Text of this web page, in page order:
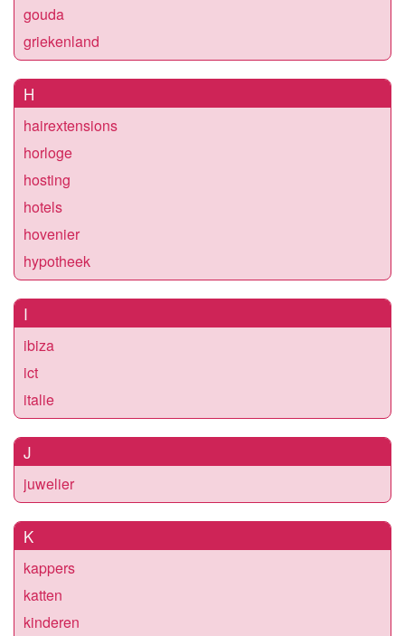
gouda
griekenland
H
hairextensions
horloge
hosting
hotels
hovenier
hypotheek
I
ibiza
ict
italie
J
juwelier
K
kappers
katten
kinderen